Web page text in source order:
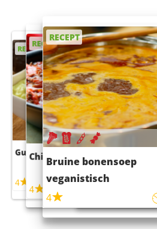
RECEPT
Guacamole
4
RECEPT
Chili con carne
4 45m
RECEPT
Bruine bonensoep
veganistisch
4
RECEPT
Sushi rijstsalade
maaltijdsalade
RECEPT
4